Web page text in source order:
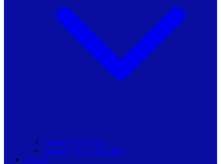
Grupurile Whatsapp
Spațiul Ghidul Primăriilor
Contact